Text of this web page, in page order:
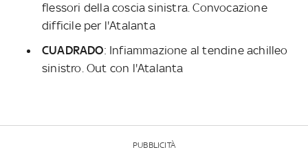
flessori della coscia sinistra. Convocazione
difficile per l'Atalanta
CUADRADO: Infiammazione al tendine achilleo
sinistro. Out con l'Atalanta
PUBBLICITÀ